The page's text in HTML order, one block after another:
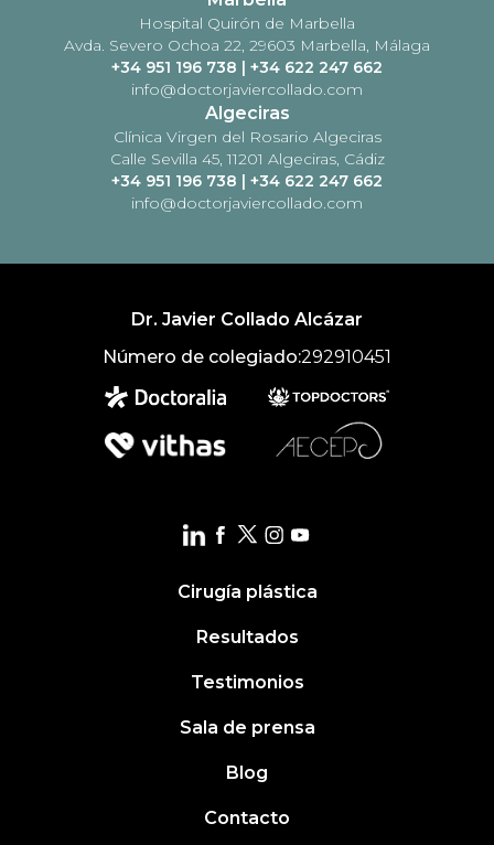
Hospital Quirón de Marbella
Avda. Severo Ochoa 22, 29603 Marbella, Málaga
+34 951 196 738 | +34 622 247 662
info@doctorjaviercollado.com
Algeciras
Clínica Virgen del Rosario Algeciras
Calle Sevilla 45, 11201 Algeciras, Cádiz
+34 951 196 738 | +34 622 247 662
info@doctorjaviercollado.com
Dr. Javier Collado Alcázar
Número de colegiado:292910451
Cirugía plástica
Resultados
Testimonios
Sala de prensa
Blog
Contacto